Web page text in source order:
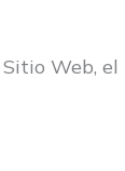
Web,